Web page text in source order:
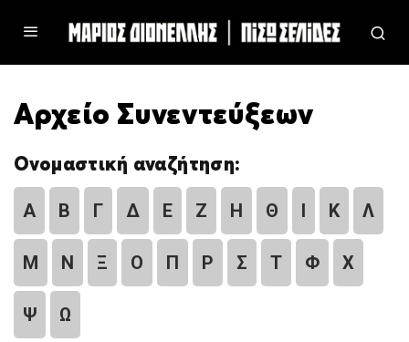
Αρχείο Συνεντεύξεων
Ονομαστική αναζήτηση:
Α Β Γ Δ Ε Ζ Η Θ Ι Κ Λ
Μ Ν Ξ Ο Π Ρ Σ Τ Φ Χ
Ψ Ω